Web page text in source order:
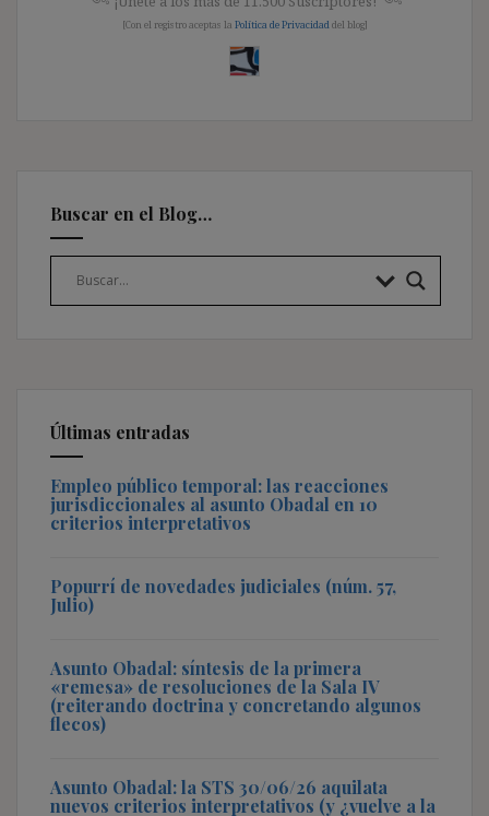
[Con el registro aceptas la Política de Privacidad del blog]
Buscar en el Blog…
Últimas entradas
Empleo público temporal: las reacciones
jurisdiccionales al asunto Obadal en 10
criterios interpretativos
Popurrí de novedades judiciales (núm. 57,
Julio)
Asunto Obadal: síntesis de la primera
«remesa» de resoluciones de la Sala IV
(reiterando doctrina y concretando algunos
flecos)
Asunto Obadal: la STS 30/06/26 aquilata
nuevos criterios interpretativos (y ¿vuelve a la